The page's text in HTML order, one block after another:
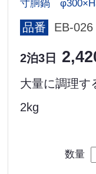
寸胴鍋
品番 EB-026
2泊3日
大量に調理す
2kg
数量